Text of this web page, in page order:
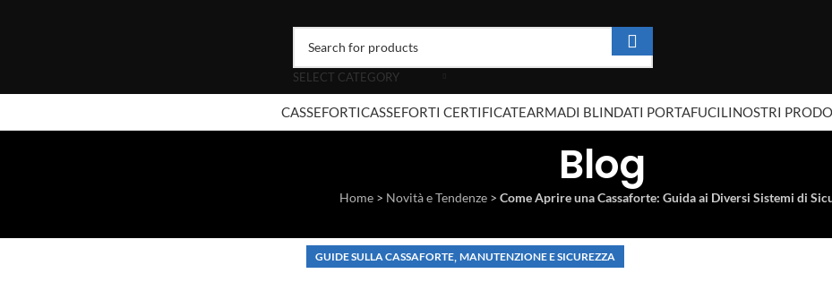
SELECT CATEGORY
CASSEFORTICASSEFORTI CERTIFICATEARMADI BLINDATI PORTAFUCILINOSTRI
Blog
Home> Novità e Tendenze> Come Aprire una Cassaforte: Guida ai Diversi Sistemi di
GUIDE SULLA CASSAFORTE, MANUTENZIONE E SICUREZZA